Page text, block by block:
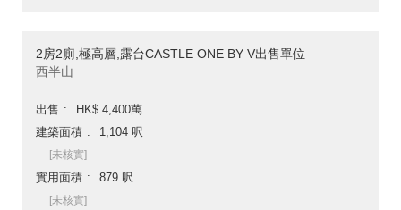
2房2廁,極高層,露台CASTLE ONE BY V出售單位
西半山
出售
HK$ 4,400萬
建築面積
1,104 呎
[未核實]
實用面積 879 呎
[未核實]